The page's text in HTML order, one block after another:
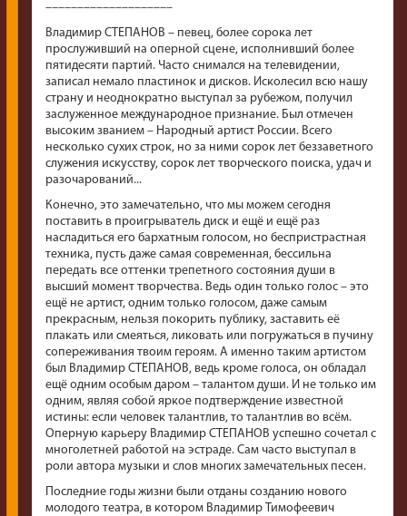
––––––––––––––––––––
Владимир СТЕПАНОВ – певец, более сорока лет
прослуживший на оперной сцене, исполнивший более
пятидесяти партий. Часто снимался на телевидении,
записал немало пластинок и дисков. Исколесил всю нашу
страну и неоднократно выступал за рубежом, получил
заслуженное международное признание. Был отмечен
высоким званием – Народный артист России. Всего
несколько сухих строк, но за ними сорок лет беззаветного
служения искусству, сорок лет творческого поиска, удач и
разочарований...
Конечно, это замечательно, что мы можем сегодня
поставить в проигрыватель диск и ещё и ещё раз
насладиться его бархатным голосом, но беспристрастная
техника, пусть даже самая современная, бессильна
передать все оттенки трепетного состояния души в
высший момент творчества. Ведь один только голос – это
ещё не артист, одним только голосом, даже самым
прекрасным, нельзя покорить публику, заставить её
плакать или смеяться, ликовать или погружаться в пучину
сопереживания твоим героям. А именно таким артистом
был Владимир СТЕПАНОВ, ведь кроме голоса, он обладал
ещё одним особым даром – талантом души. И не только им
одним, являя собой яркое подтверждение известной
истины: если человек талантлив, то талантлив во всём.
Оперную карьеру Владимир СТЕПАНОВ успешно сочетал с
многолетней работой на эстраде. Сам часто выступал в
роли автора музыки и слов многих замечательных песен.
Последние годы жизни были отданы созданию нового
молодого театра, в котором Владимир Тимофеевич